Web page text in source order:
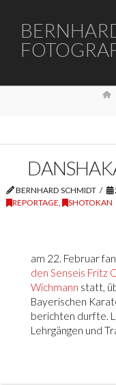
BERNHARD SCHMIDT
REPORTAGE
SHOTOKAN
am 22. Februar
den Senseis Fritz
Wichmann statt,
Bayerischen
berichten durfte.
Lehrgängen und